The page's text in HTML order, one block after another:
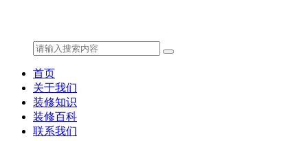
首页
关于我们
装修知识
装修百科
联系我们